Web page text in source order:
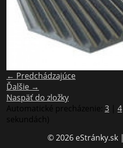
← Predchádzajúce
Ďalšie →
Naspäť do zložky
Automatické precházenie: 3 | 4
sekundách)
© 2026 eStránky.sk |